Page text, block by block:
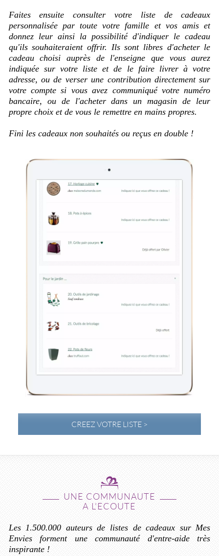
Faites ensuite consulter votre liste de cadeaux
personnalisée par toute votre famille et vos amis et
donnez leur ainsi la possibilité d'indiquer le cadeau
qu'ils souhaiteraient offrir. Ils sont libres d'acheter le
cadeau choisi auprès de l'enseigne que vous aurez
indiquée sur votre liste et de le faire livrer à votre
adresse, ou de verser une contribution directement sur
votre compte si vous avez communiqué votre numéro
bancaire, ou de l'acheter dans un magasin de leur
propre choix et de vous le remettre en mains propres.
Fini les cadeaux non souhaités ou reçus en double !
CREEZ VOTRE LISTE >
UNE COMMUNAUTE
A L'ECOUTE
Les 1.500.000 auteurs de listes de cadeaux sur Mes
Envies forment une communauté d'entre-aide très
inspirante !